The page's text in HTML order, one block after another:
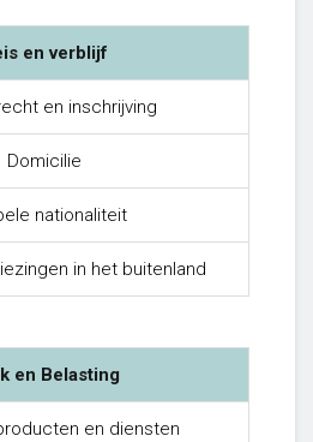
en verblijf
en inschrijving
Domicilie
nationaliteit
in het buitenland
en Belasting
en diensten